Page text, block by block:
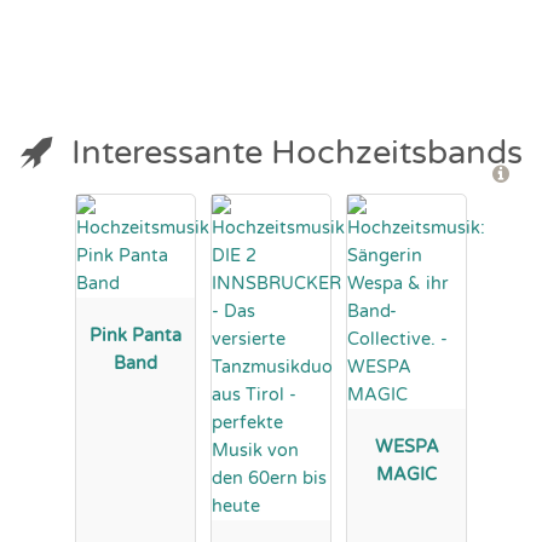
Interessante Hochzeitsbands
Pink Panta
Band
WESPA
MAGIC